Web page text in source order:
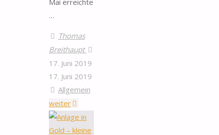
Mai erreichte
…
Thomas
Breithaupt
17. Juni 2019
17. Juni 2019
Allgemein
weiter"Gold:
Kursziel
1.450